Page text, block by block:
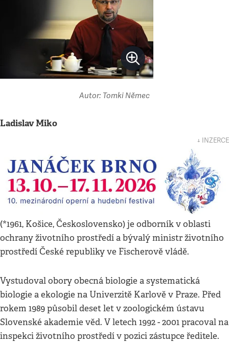
Autor: Tomki Němec
Ladislav Miko
↓ INZERCE
(*1961, Košice, Československo) je odborník v oblasti
ochrany životního prostředí a bývalý ministr životního
prostředí České republiky ve Fischerově vládě.
Vystudoval obory obecná biologie a systematická
biologie a ekologie na Univerzitě Karlově v Praze. Před
rokem 1989 působil deset let v zoologickém ústavu
Slovenské akademie věd. V letech 1992 - 2001 pracoval na
inspekci životního prostředí v pozici zástupce ředitele.